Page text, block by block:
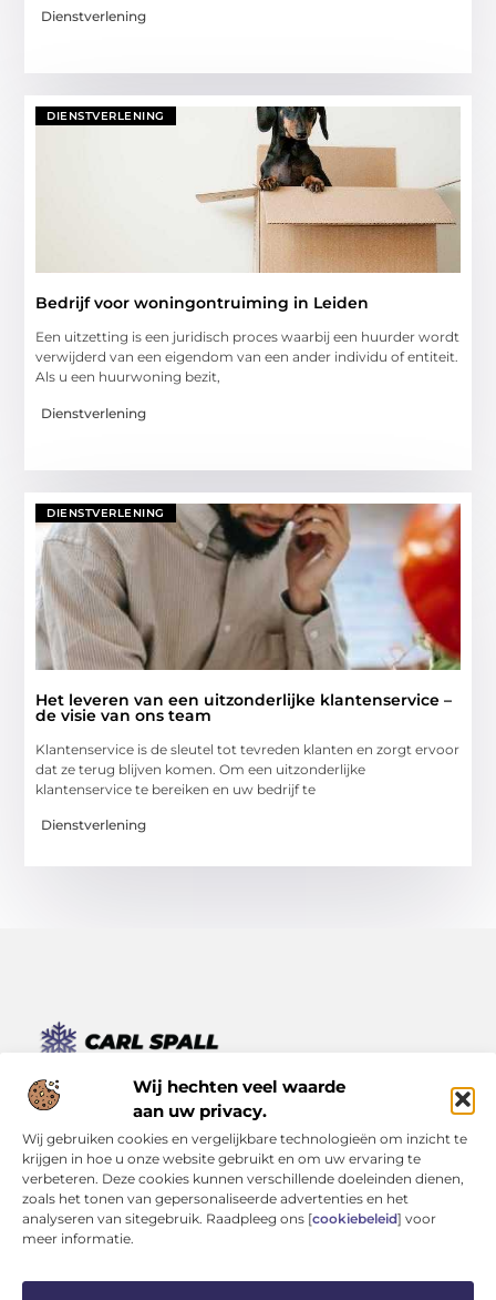
Wij hechten veel waarde
aan uw privacy.
Wij gebruiken cookies en vergelijkbare technologieën om inzicht te
krijgen in hoe u onze website gebruikt en om uw ervaring te
verbeteren. Deze cookies kunnen verschillende doeleinden dienen,
zoals het tonen van gepersonaliseerde advertenties en het
analyseren van sitegebruik. Raadpleeg ons [cookiebeleid] voor
meer informatie.
Dienstverlening
DIENSTVERLENING
Bedrijf voor woningontruiming in Leiden
Een uitzetting is een juridisch proces waarbij een huurder wordt
verwijderd van een eigendom van een ander individu of entiteit.
Als u een huurwoning bezit,
Dienstverlening
DIENSTVERLENING
Het leveren van een uitzonderlijke klantenservice –
de visie van ons team
Klantenservice is de sleutel tot tevreden klanten en zorgt ervoor
dat ze terug blijven komen. Om een uitzonderlijke
klantenservice te bereiken en uw bedrijf te
Dienstverlening
Van kleine momenten tot grote inzichten – lees het hier.
Ontdek een verscheidenheid aan blogs en artikelen die je
dagelijks leven verrijken, van inspirerende verhalen tot
praktische tips.
Bericht categorie
Onze informatie